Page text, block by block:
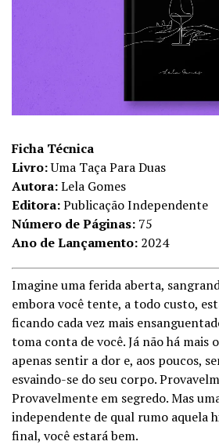
Ficha Técnica
Livro:Uma Taça Para Duas
Autora:Lela Gomes
Editora:Publicação Independente
Número de Páginas: 75
Ano de Lançamento: 2024
Imagine uma ferida aberta,
embora você tente, a todo custo,
ficando cada vez mais
toma conta de você. Já não há mais
apenas sentir a dor e, aos poucos,
esvaindo-se do seu corpo.
Provavelmente em segredo. Mas
independente de qual rumo aquela
final, você estará bem.